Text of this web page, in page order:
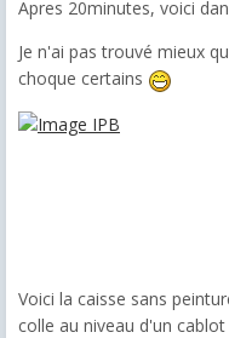
Apres 20minutes, voici
Je n'ai pas trouvé mieux
choque certains
Voici la caisse sans
colle au niveau d'un